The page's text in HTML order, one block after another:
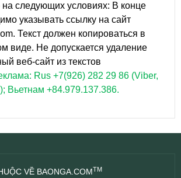
на следующих условиях: В конце
указывать ссылку на сайт
Текст должен копироваться в
виде. Не допускается удаление
веб-сайт из текстов
Rus +7(926) 282 29 86 (Viber,
Вьетнам +84.979.137.386.
VỀ BAONGA.COMTM